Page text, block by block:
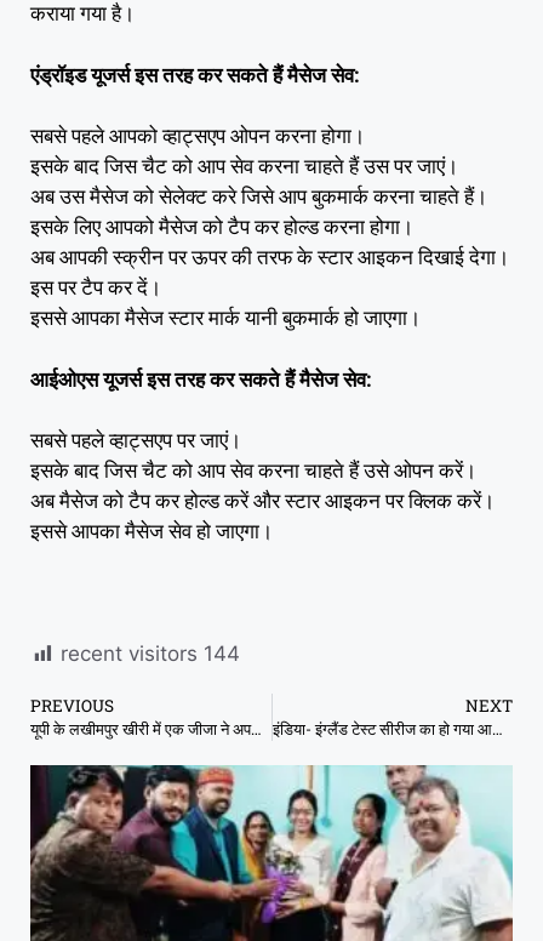
कराया गया है।
एंड्रॉइड यूजर्स इस तरह कर सकते हैं मैसेज सेव:
सबसे पहले आपको व्हाट्सएप ओपन करना होगा।
इसके बाद जिस चैट को आप सेव करना चाहते हैं उस पर जाएं।
अब उस मैसेज को सेलेक्ट करे जिसे आप बुकमार्क करना चाहते हैं।
इसके लिए आपको मैसेज को टैप कर होल्ड करना होगा।
अब आपकी स्क्रीन पर ऊपर की तरफ के स्टार आइकन दिखाई देगा।
इस पर टैप कर दें।
इससे आपका मैसेज स्टार मार्क यानी बुकमार्क हो जाएगा।
आईओएस यूजर्स इस तरह कर सकते हैं मैसेज सेव:
सबसे पहले व्हाट्सएप पर जाएं।
इसके बाद जिस चैट को आप सेव करना चाहते हैं उसे ओपन करें।
अब मैसेज को टैप कर होल्ड करें और स्टार आइकन पर क्लिक करें।
इससे आपका मैसेज सेव हो जाएगा।
recent visitors 144
PREVIOUS
यूपी के लखीमपुर खीरी में एक जीजा ने अपनी साली संग सारी हदें पार कर डालीं, प्रेग्नेंट हुई तो साथ रखने से किया मना
NEXT
इंडिया- इंग्लैंड टेस्ट सीरीज का हो गया आधिकारिक नामकरण, ट्रॉफी के साथ नजर आए सचिन और एंडरसन